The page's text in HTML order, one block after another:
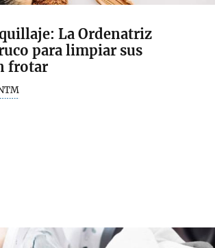
La Ordenatriz
para limpiar sus
frotar